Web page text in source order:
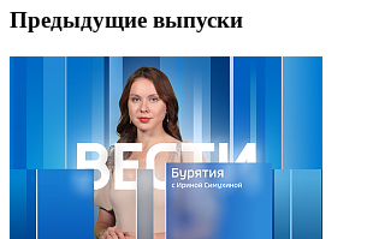
Предыдущие выпуски